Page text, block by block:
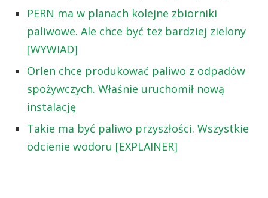
PERN ma w planach kolejne zbiorniki
paliwowe. Ale chce być też bardziej zielony
[WYWIAD]
Orlen chce produkować paliwo z odpadów
spożywczych. Właśnie uruchomił nową
instalację
Takie ma być paliwo przyszłości. Wszystkie
odcienie wodoru [EXPLAINER]